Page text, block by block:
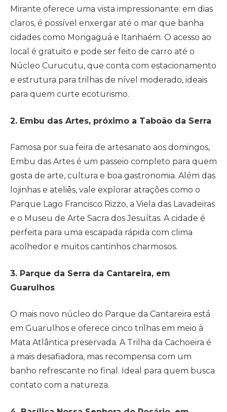
Mirante oferece uma vista impressionante: em dias
claros, é possível enxergar até o mar que banha
cidades como Mongaguá e Itanhaém. O acesso ao
local é gratuito e pode ser feito de carro até o
Núcleo Curucutu, que conta com estacionamento
e estrutura para trilhas de nível moderado, ideais
para quem curte ecoturismo.
2. Embu das Artes, próximo a Taboão da Serra
Famosa por sua feira de artesanato aos domingos,
Embu das Artes é um passeio completo para quem
gosta de arte, cultura e boa gastronomia. Além das
lojinhas e ateliês, vale explorar atrações como o
Parque Lago Francisco Rizzo, a Viela das Lavadeiras
e o Museu de Arte Sacra dos Jesuítas. A cidade é
perfeita para uma escapada rápida com clima
acolhedor e muitos cantinhos charmosos.
3. Parque da Serra da Cantareira, em
Guarulhos
O mais novo núcleo do Parque da Cantareira está
em Guarulhos e oferece cinco trilhas em meio à
Mata Atlântica preservada. A Trilha da Cachoeira é
a mais desafiadora, mas recompensa com um
banho refrescante no final. Ideal para quem busca
contato com a natureza.